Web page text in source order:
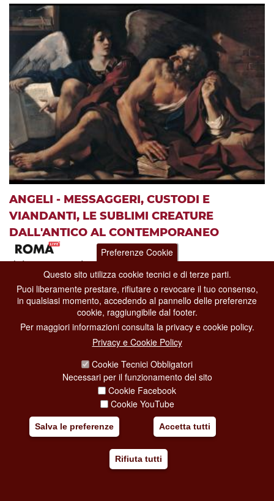
ANGELI - MESSAGGERI, CUSTODI E
VIANDANTI, LE SUBLIMI CREATURE
DALL'ANTICO AL CONTEMPORANEO
dal 13-05-2026al 01-11-2026
Mostre
Musei Capitolini
Piazza del Campidoglio, 1
La mostra aiMusei Capitolini , ideata in concomitanza con l’anno
Massimo Rossi Rub
Aggiungi al mio viaggio
Preferenze Cookie
Questo sito utilizza cookie tecnici e di terze parti.
Puoi liberamente prestare, rifiutare o revocare il tuo consenso,
in qualsiasi momento, accedendo al pannello delle preferenze
cookie, raggiungibile dal footer.
Per maggiori informazioni consulta la privacy e cookie policy.
Privacy e Cookie Policy
Cookie Tecnici Obbligatori
Necessari per il funzionamento del sito
Cookie Facebook
Cookie YouTube
Salva le preferenze Accetta tutti
Rifiuta tutti